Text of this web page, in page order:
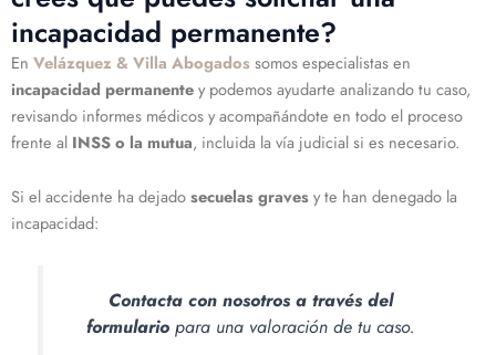
incapacidad permanente?
En Velázquez & Villa Abogados somos especialistas en
incapacidad permanentey podemos ayudarte analizando tu caso,
revisando informes médicos y acompañándote en todo el proceso
frente al INSS o la mutua, incluida la vía judicial si es necesario.
Si el accidente ha dejadosecuelas gravesy te han denegado la
incapacidad:
Contacta con nosotros a través del
formulario para una valoración de tu caso.